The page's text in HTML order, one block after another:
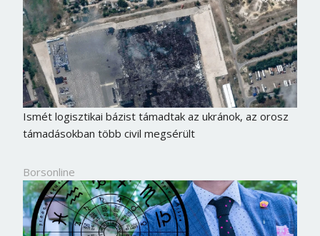
Ismét logisztikai bázist támadtak az ukránok, az orosz
támadásokban több civil megsérült
Borsonline